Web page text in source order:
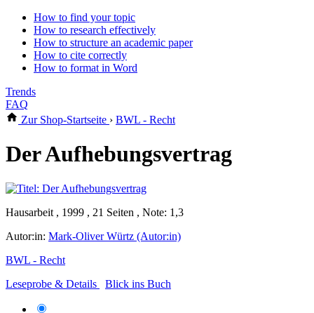
How to find your topic
How to research effectively
How to structure an academic paper
How to cite correctly
How to format in Word
Trends
FAQ
Zur Shop-Startseite › BWL - Recht
Der Aufhebungsvertrag
Hausarbeit , 1999 , 21 Seiten , Note: 1,3
Autor:in: Mark-Oliver Würtz (Autor:in)
BWL - Recht
Leseprobe & Details
Blick ins Buch